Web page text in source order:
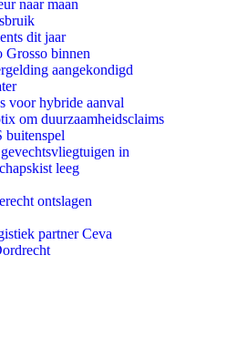
naar maan
dit jaar
Grosso binnen
aangekondigd
voor hybride aanval
om duurzaamheidsclaims
buitenspel
in
leeg
ontslagen
partner Ceva